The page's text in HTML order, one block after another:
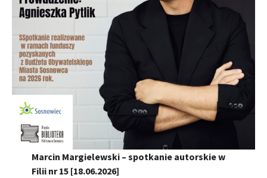
Marcin Margielewski – spotkanie autorskie w
Filii nr 15 [18.06.2026]